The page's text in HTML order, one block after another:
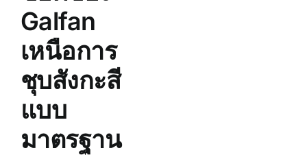
Galfan
เหนือการ
ชุบสังกะสี
แบบ
มาตรฐาน